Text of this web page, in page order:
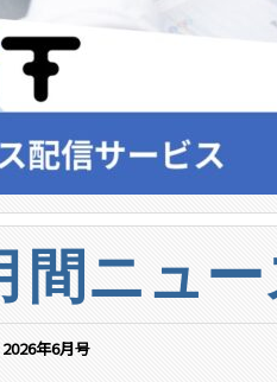
間ニュ
年6月号